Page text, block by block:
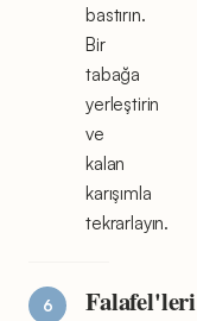
bastırın.
Bir
tabağa
yerleştirin
ve
kalan
karışımla
tekrarlayın.
Falafel'leri